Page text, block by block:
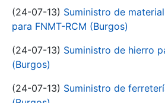
(24-07-13) Suministro de
para FNMT-RCM (Burgos)
(24-07-13) Suministro de hierro
(Burgos)
(24-07-13) Suministro de